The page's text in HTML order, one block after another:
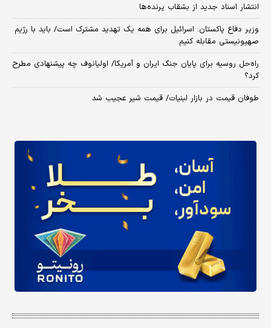
انتشار اسناد جدید از بشقاب پرنده‌ها
وزیر دفاع پاکستان: اسرائیل برای همه یک تهدید مشترک است/ باید با رژیم
صهیونیستی مقابله کنیم
راه‌حل روسیه برای پایان جنگ ایران و آمریکا/ اولیانوف چه پیشنهادی مطرح
کرد؟
طوفان قیمت در بازار لبنیات/ قیمت شیر عجیب شد